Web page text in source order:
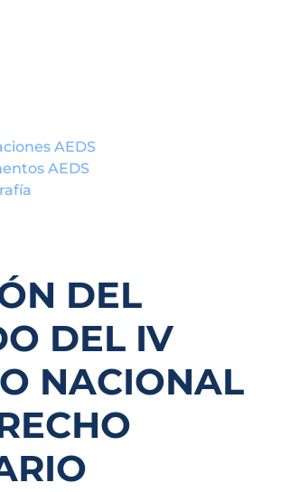
AEDS
AEDS
DEL
DEL IV
NACIONAL